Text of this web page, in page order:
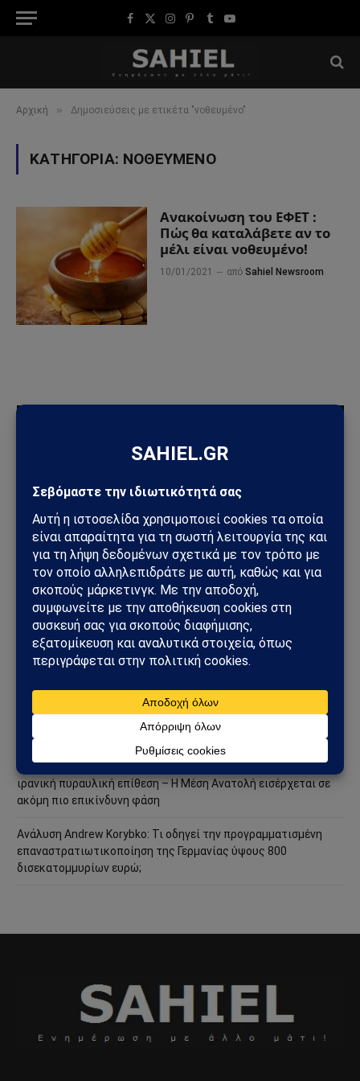
Facebook
X
Instagram
Pinterest
TumblrYouTube
Αρχική » Δημοσιεύσεις με ετικέτα "νοθευμένο"
ΚΑΤΗΓΟΡΊΑ: ΝΟΘΕΥΜΈΝΟ
Ανακοίνωση του ΕΦΕΤ :
Πώς θα καταλάβετε αν το
μέλι είναι νοθευμένο!
10/01/2021 από Sahiel Newsroom
Συμφωνία της Μέκκας: Τουρκία, Σαουδική Αραβία και
για την Ελλάδα
Ηλεκτρική διασύνδεση Ελλάδας–Κύπρου: Η Meridiam παίρνει
τον έλεγχο του GSI – Η Γαλλία μπαίνει δυναμικά στο
γεωπολιτικό παιχνίδι
Σαουδική Αραβία – Υεμένη: Το Ριάντ προετοιμάζει μεγάλη
στρατιωτική επιχείρηση – Στο επίκεντρο Ερυθρά Θάλασσα και
Bab al-Mandab
Φωτιά στη Δυτική Αττική: Πύρινος κλοιός στα Μέγαρα –
Μέγαρα: Γυναίκα παρασύρθηκε από συρμό του Προαστιακού –
Ανασύρθηκε χωρίς τις αισθήσεις της
ΗΠΑ – Ιράν: Νέος γύρος αμερικανικών βομβαρδισμών μετά την
ιρανική πυραυλική επίθεση – Η Μέση Ανατολή εισέρχεται σε
ακόμη πιο επικίνδυνη φάση
Ανάλυση Andrew Korybko: Τι οδηγεί την προγραμματισμένη
επαναστρατιωτικοποίηση της Γερμανίας ύψους 800
δισεκατομμυρίων ευρώ;